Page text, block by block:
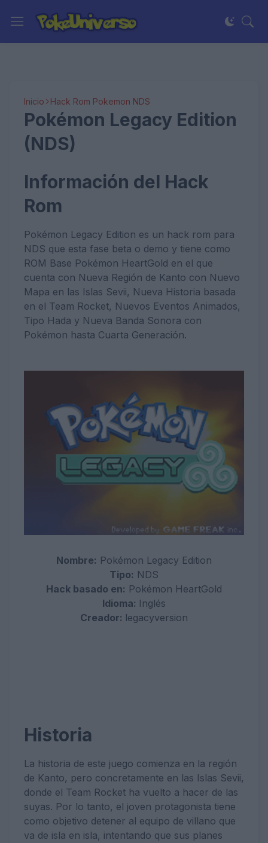
Inicio Hack Rom Pokemon NDS
Pokémon Legacy Edition
(NDS)
Información del Hack
Rom
Pokémon Legacy Edition es un hack rom para
NDS que esta fase beta o demo y tiene como
ROM Base Pokémon HeartGold en el que
cuenta con Nueva Región de Kanto con Nuevo
Mapa en las Islas Sevii, Nueva Historia basada
en el Team Rocket, Nuevos Eventos Animados,
Tipo Hada y Nueva Banda Sonora con
Pokémon hasta Cuarta Generación.
Nombre: Pokémon Legacy Edition
Tipo: NDS
Hack basado en: Pokémon HeartGold
Idioma: Inglés
Creador: legacyversion
Historia
La historia de este juego comienza en la región
de Kanto, pero concretamente en las Islas Sevii,
donde el Team Rocket ha vuelto a hacer de las
suyas. Por lo tanto, el joven protagonista tiene
como objetivo detener al equipo de villano que
va de isla en isla, intentando que sus planes